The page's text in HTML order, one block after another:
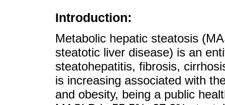
Introduction:
Metabolic hepatic steatosis
steatotic liver disease) is an
steatohepatitis, fibrosis,
is increasing associated with
and obesity, being a public